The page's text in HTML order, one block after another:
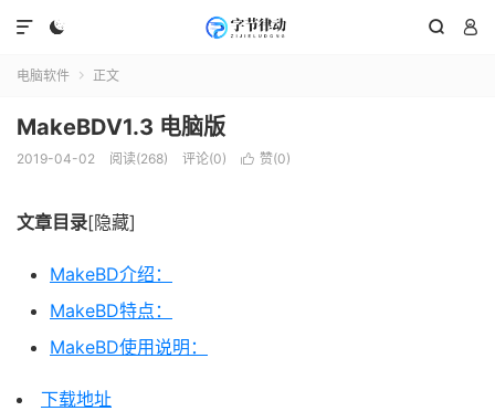
  

电脑软件  正文
MakeBDV1.3 电脑版
2019-04-02 阅读(268) 评论(0)  赞(0)
文章目录[隐藏]
MakeBD介绍：
MakeBD特点：
MakeBD使用说明：
下载地址